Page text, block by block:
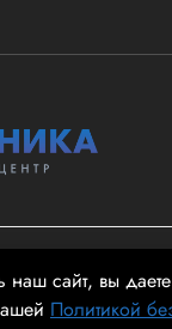
сайт, вы
Политикой